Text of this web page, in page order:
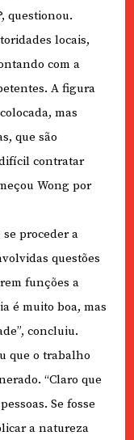
questionou.
locais,
com a
A figura
mas
que são
contratar
Wong por
proceder a
questões
funções a
é muito boa, mas
concluiu.
que o trabalho
“Claro que
Se fosse
a natureza